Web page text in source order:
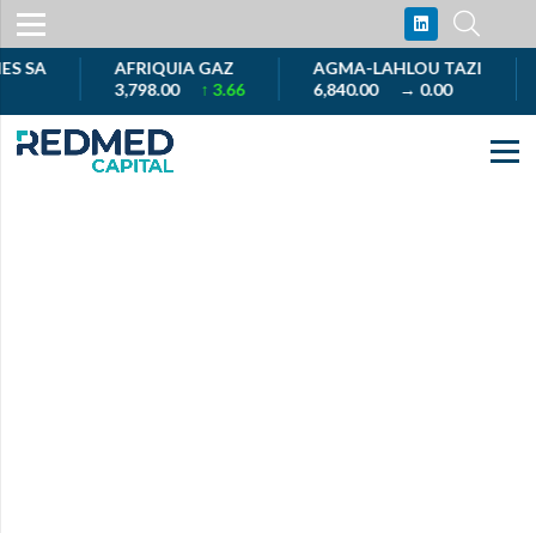
AFRIQUIA GAZ
3,798.00↑ 3.66
AGMA-LAHLOU TAZI
6,840.00→ 0.00